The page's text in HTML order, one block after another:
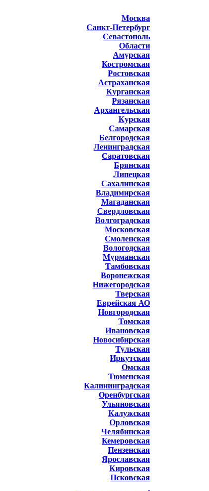
Москва
Санкт-Петербург
Севастополь
Области
Амурская
Костромская
Ростовская
Астраханская
Курганская
Рязанская
Архангельская
Курская
Самарская
Белгородская
Ленинградская
Саратовская
Брянская
Липецкая
Сахалинская
Владимирская
Магаданская
Свердловская
Волгоградская
Московская
Смоленская
Вологодская
Мурманская
Тамбовская
Воронежская
Нижегородская
Тверская
Еврейская АО
Новгородская
Томская
Ивановская
Новосибирская
Тульская
Иркутская
Омская
Тюменская
Калининградская
Оренбургская
Ульяновская
Калужская
Орловская
Челябинская
Кемеровская
Пензенская
Ярославская
Кировская
Псковская